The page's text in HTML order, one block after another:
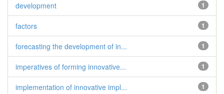
1
development
1
factors
1
forecasting the development of in...
1
imperatives of forming innovative...
1
implementation of innovative impl...